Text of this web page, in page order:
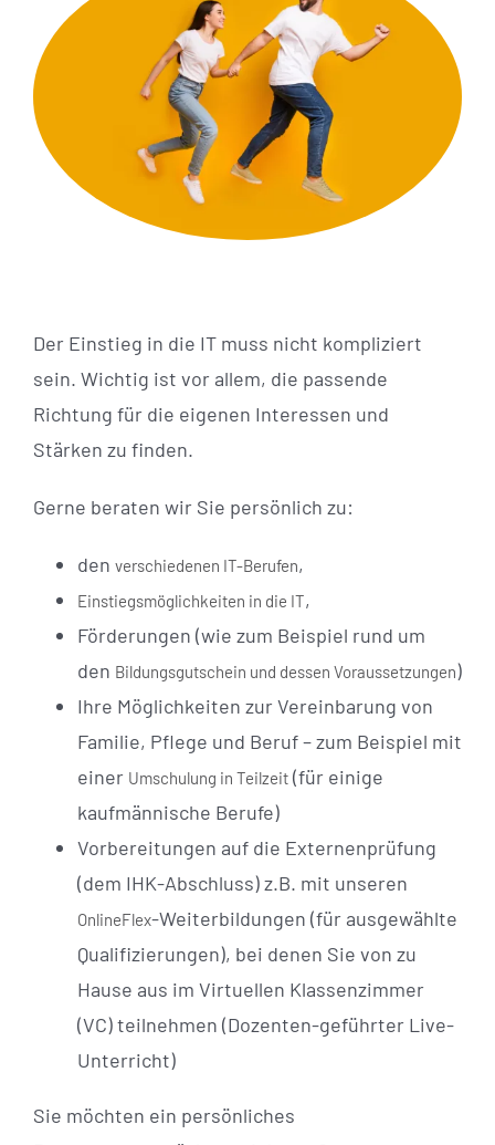
Der Einstieg in die IT muss nicht kompliziert
sein. Wichtig ist vor allem, die passende
Richtung für die eigenen Interessen und
Stärken zu finden.
Gerne beraten wir Sie persönlich zu:
den verschiedenen IT-Berufen,
Einstiegsmöglichkeiten in die IT,
Förderungen (wie zum Beispiel rund um
den Bildungsgutschein und dessen Voraussetzungen)
Ihre Möglichkeiten zur Vereinbarung von
Familie, Pflege und Beruf – zum Beispiel mit
einer Umschulung in Teilzeit(für einige
kaufmännische Berufe)
Vorbereitungen auf die Externenprüfung
(dem IHK-Abschluss) z.B. mit unseren
OnlineFlex-Weiterbildungen (für ausgewählte
Qualifizierungen), bei denen Sie von zu
Hause aus im Virtuellen Klassenzimmer
(VC) teilnehmen (Dozenten-geführter Live-
Unterricht)
Sie möchten ein persönliches